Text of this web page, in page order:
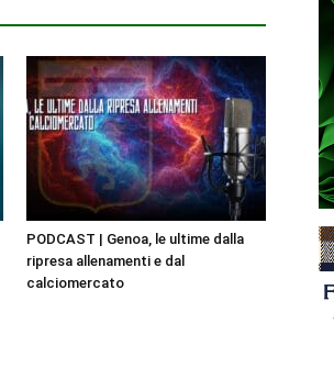
PODCAST | Genoa, le ultime dalla
ripresa allenamenti e dal
calciomercato